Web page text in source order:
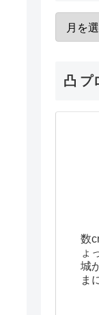
凸 プ
数
ょ
城
ま